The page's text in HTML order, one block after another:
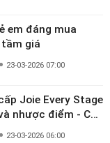
em đáng mua
tầm giá
23-03-2026 07:00
Joie Every Stage
nhược điểm - Có
0–12 tuổi?
23-03-2026 06:00